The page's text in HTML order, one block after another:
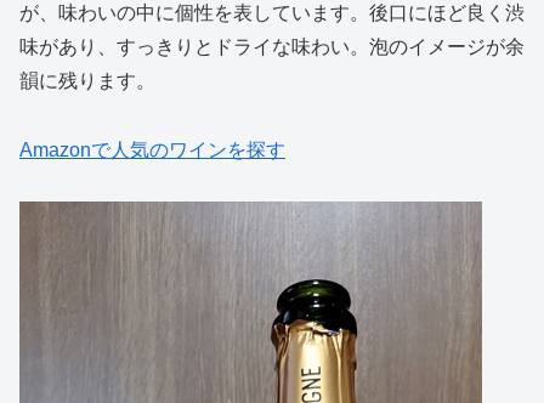
が、味わいの中に個性を表しています。後口にほど良く渋
味があり、すっきりとドライな味わい。泡のイメージが余
韻に残ります。
Amazonで人気のワインを探す